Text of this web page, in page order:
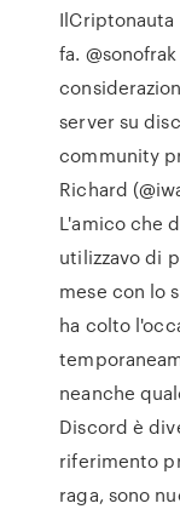
IlCriptonauta
fa.
server su
community
Richard
L'amico che
utilizzavo di
mese con lo
ha colto
neanche
Discord è
riferimento
raga, sono